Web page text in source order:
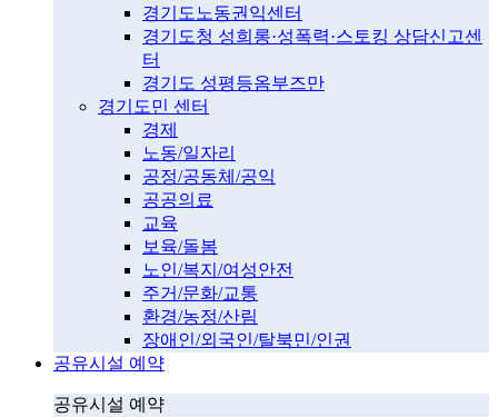
경기도노동권익센터
경기도청 성희롱·성폭력·스토킹 상담신고센
터
경기도 성평등옴부즈만
경기도민 센터
경제
노동/일자리
공정/공동체/공익
공공의료
교육
보육/돌봄
노인/복지/여성안전
주거/문화/교통
환경/농정/산림
장애인/외국인/탈북민/인권
공유시설 예약
공유시설 예약